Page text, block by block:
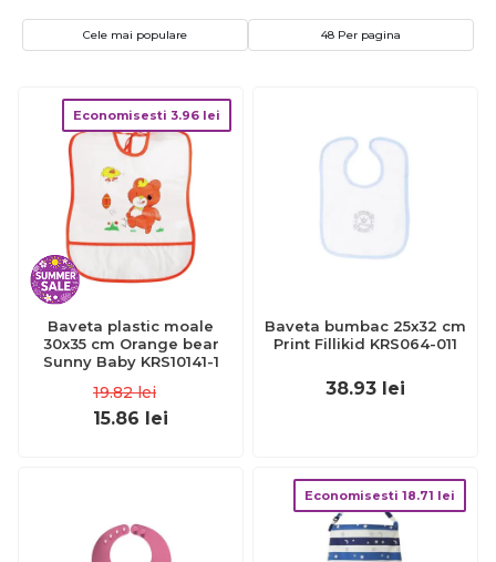
Cele mai populare 48 Per pagina
Economisesti 3.96 lei
Baveta plastic moale
30x35 cm Orange bear
Sunny Baby KRS10141-1
19.82 lei
15.86 lei
Baveta bumbac 25x32 cm
Print Fillikid KRS064-011
38.93 lei
Economisesti 18.71 lei